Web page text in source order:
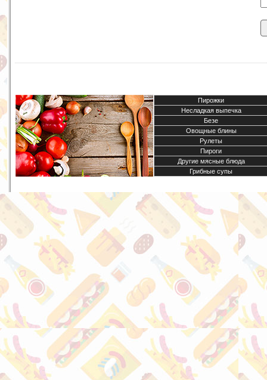
Пирожки
Несладкая выпечка
Безе
Овощные блины
Рулеты
Пироги
Другие мясные блюда
Грибные супы